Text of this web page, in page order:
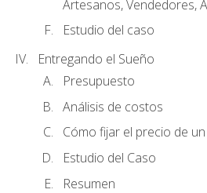
Artesanos, Vendedores,
Estudio del caso
Entregando el Sueño
Presupuesto
Análisis de costos
Cómo fijar el precio de
Estudio del Caso
Resumen